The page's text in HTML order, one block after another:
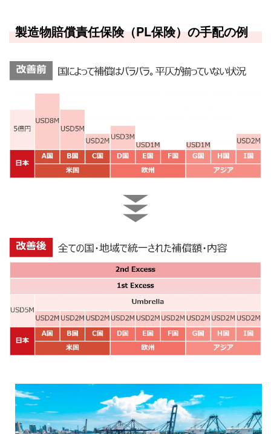
製造物賠償責任保険（PL保険）の手配の例